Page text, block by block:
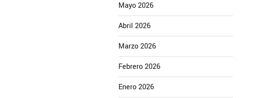
Mayo 2026
Abril 2026
Marzo 2026
Febrero 2026
Enero 2026